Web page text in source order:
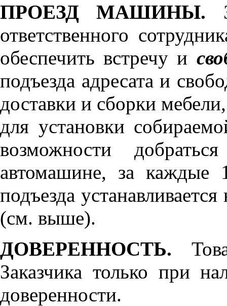
ПРОЕЗД МАШИНЫ.
ответственного
обеспечить встречу и
подъезда адресата и
доставки и сборки
для установки
возможности
автомашине, за каждые
подъезда
(см. выше).
ДОВЕРЕННОСТЬ.
Заказчика только при
доверенности.